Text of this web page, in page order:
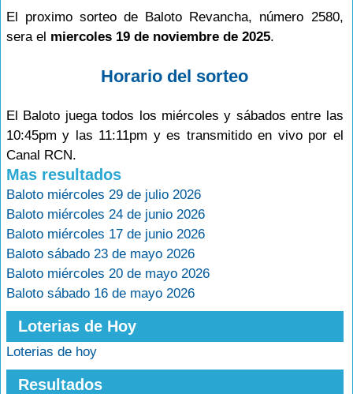
El proximo sorteo de Baloto Revancha, número 2580,
sera el miercoles 19 de noviembre de 2025.
Horario del sorteo
El Baloto juega todos los miércoles y sábados entre las
10:45pm y las 11:11pm y es transmitido en vivo por el
Canal RCN.
Mas resultados
Baloto miércoles 29 de julio 2026
Baloto miércoles 24 de junio 2026
Baloto miércoles 17 de junio 2026
Baloto sábado 23 de mayo 2026
Baloto miércoles 20 de mayo 2026
Baloto sábado 16 de mayo 2026
Loterias de Hoy
Loterias de hoy
Resultados